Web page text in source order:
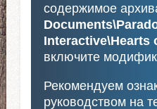
содержимое
Interactive\Hearts
включите
Рекомендуем
руководством на